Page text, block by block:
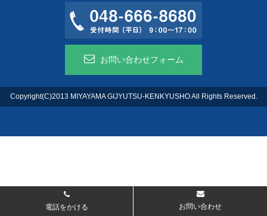
お問い合わせフォーム
Copyright(C)2013 MIYAYAMA GIJYUTSU-KENKYUSHO All Rights Reserved.
電話をかける お問い合わせ